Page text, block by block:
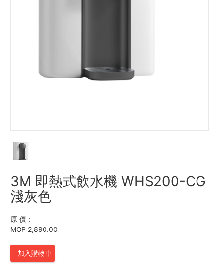
3M 即熱式飲水機 WHS200-CG
淺灰色
原 價：
MOP 2,890.00
加入購物車